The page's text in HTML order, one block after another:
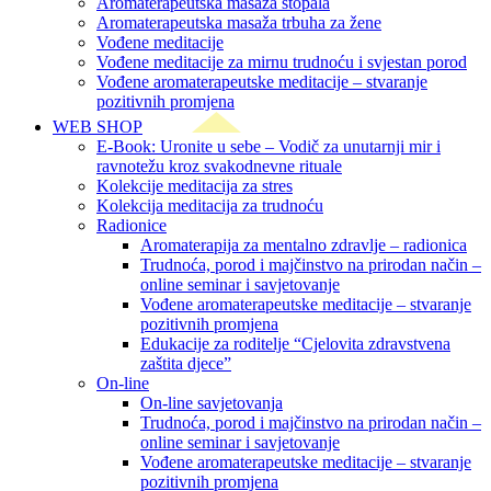
Aromaterapeutska masaža trbuha za žene
Vođene meditacije
Vođene meditacije za mirnu trudnoću i svjestan porod
Vođene aromaterapeutske meditacije – stvaranje
pozitivnih promjena
WEB SHOP
E-Book: Uronite u sebe – Vodič za unutarnji mir i
ravnotežu kroz svakodnevne rituale
Kolekcije meditacija za stres
Kolekcija meditacija za trudnoću
Radionice
Aromaterapija za mentalno zdravlje – radionica
Trudnoća, porod i majčinstvo na prirodan način –
online seminar i savjetovanje
Vođene aromaterapeutske meditacije – stvaranje
pozitivnih promjena
Edukacije za roditelje “Cjelovita zdravstvena
zaštita djece”
On-line
On-line savjetovanja
Trudnoća, porod i majčinstvo na prirodan način –
online seminar i savjetovanje
Vođene aromaterapeutske meditacije – stvaranje
pozitivnih promjena